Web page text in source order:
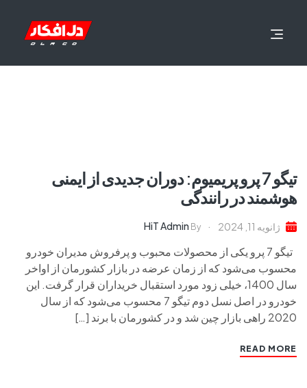
تیگو 7 پرو پریمیوم: دوران جدیدی از ایمنی
هوشمند در رانندگی
ژانویه 11, 2024 By
HiT Admin
تیگو 7 پرو یکی از محصولات محبوب و پرفروش مدیران خودرو
محسوب می‌شود که از زمان عرضه در بازار کشورمان از اواخر
سال 1400، خیلی زود مورد استقبال خریداران قرار گرفت. این
خودرو در اصل نسل دوم تیگو 7 محسوب می‌شود که از سال
2020 راهی بازار چین شد و در کشورمان با برند […]
READ MORE